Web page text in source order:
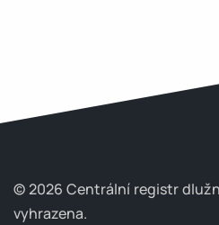
© 2026 Centrální registr
vyhrazena.